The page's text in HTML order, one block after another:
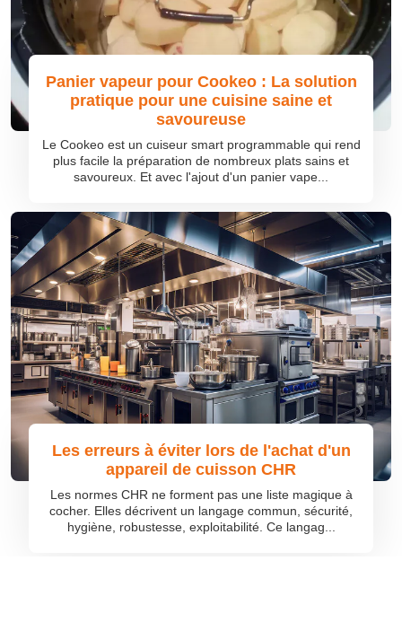
Panier vapeur pour Cookeo : La solution
pratique pour une cuisine saine et
savoureuse
Le Cookeo est un cuiseur smart programmable qui rend
plus facile la préparation de nombreux plats sains et
savoureux. Et avec l'ajout d'un panier vape...
Les erreurs à éviter lors de l'achat d'un
appareil de cuisson CHR
Les normes CHR ne forment pas une liste magique à
cocher. Elles décrivent un langage commun, sécurité,
hygiène, robustesse, exploitabilité. Ce langag...